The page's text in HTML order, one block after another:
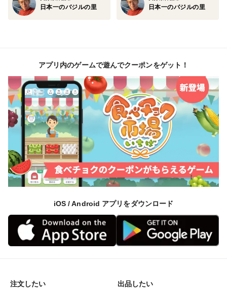
日本一のバジルの里 日本一のバジルの里
アプリ内のゲームで遊んでクーポンをゲット！
iOS / Android アプリをダウンロード
注文したい 出品したい